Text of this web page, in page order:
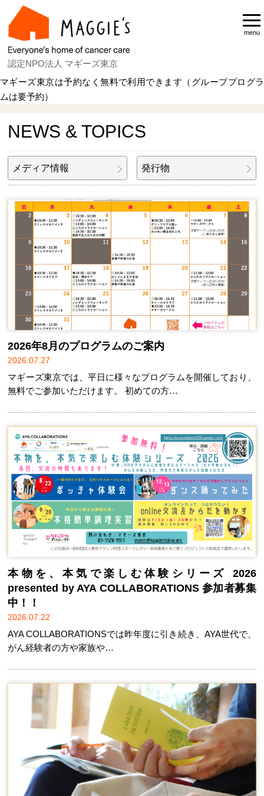
認定NPO法人 マギーズ東京
menu
マギーズ東京は予約なく無料で利用できます（グループプログラ
ムは要予約）
NEWS & TOPICS
メディア情報 発行物
2026年8月のプログラムのご案内
2026.07.27
マギーズ東京では、平日に様々なプログラムを開催しており、
無料でご参加いただけます。 初めての方…
本物を、本気で楽しむ体験シリーズ 2026
presented by AYA COLLABORATIONS 参加者募集
中！！
2026.07.22
AYA COLLABORATIONSでは昨年度に引き続き、AYA世代で、
がん経験者の方や家族や…